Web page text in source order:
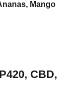
Mango
CBD,